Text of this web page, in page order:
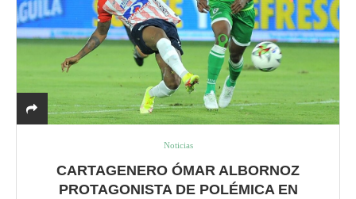
Noticias
CARTAGENERO ÓMAR ALBORNOZ
PROTAGONISTA DE POLÉMICA EN